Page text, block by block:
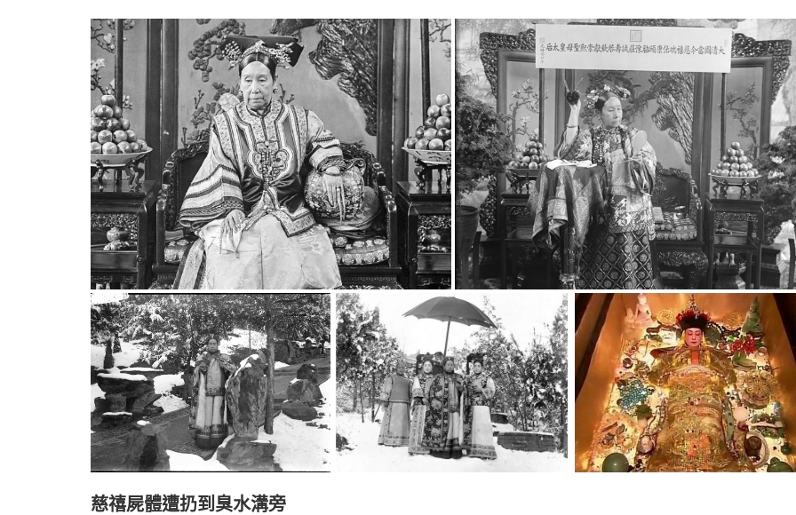
慈禧屍體遭扔到臭水溝旁